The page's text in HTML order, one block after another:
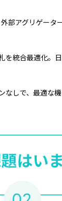
部アグリゲー
統合最適化。
しで、最適な機